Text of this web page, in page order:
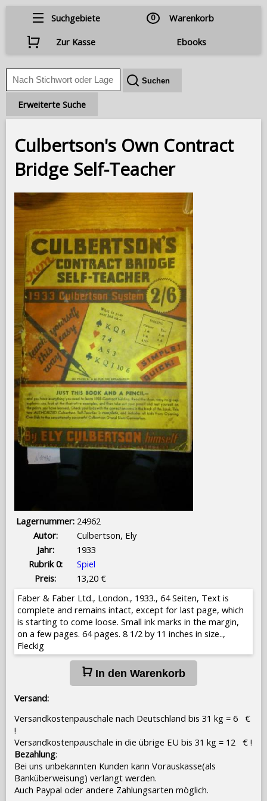
Suchgebiete 0
Warenkorb
Zur Kasse
Ebooks
Erweiterte Suche
Culbertson's Own Contract
Bridge Self-Teacher
Lagernummer: 24962
Autor:
Culbertson, Ely
Jahr:
1933
Rubrik 0:
Spiel
Preis:
13,20 €
Faber & Faber Ltd., London., 1933., 64 Seiten, Text is
complete and remains intact, except for last page, which
is starting to come loose. Small ink marks in the margin,
on a few pages. 64 pages. 8 1/2 by 11 inches in size..,
Fleckig
In den Warenkorb
Versand:
Versandkostenpauschale nach Deutschland bis 31 kg = 6 €
!
Versandkostenpauschale in die übrige EU bis 31 kg = 12 € !
Bezahlung:
Bei uns unbekannten Kunden kann Vorauskasse(als
Banküberweisung) verlangt werden.
Auch Paypal oder andere Zahlungsarten möglich.